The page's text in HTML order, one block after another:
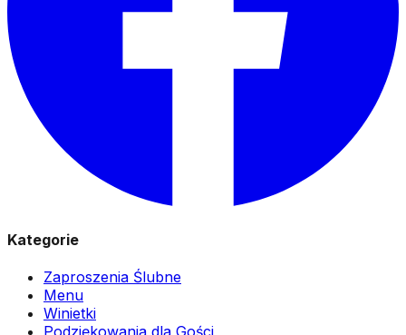
Kategorie
Zaproszenia Ślubne
Menu
Winietki